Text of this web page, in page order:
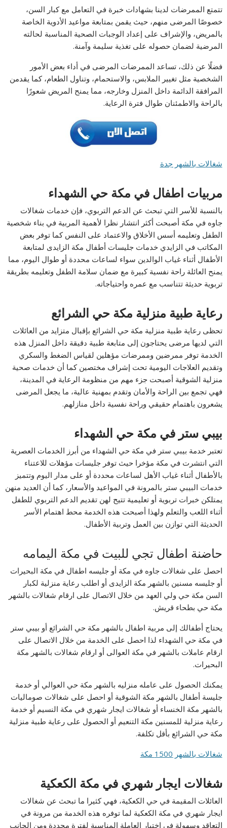
تتمتع الممرضات لدينا بشهادات خبرة في التعامل مع كبار السن،
خصوصًا المرضى منهم، حيث يقمن بمتابعة مواعيد الأدوية الخاصة
بالمريض، والإشراف على إعداد الوجبات الصحية المناسبة لحالته
المرضية لضمان حصوله على تغذية سليمة وآمنة.
فضلًا عن ذلك، تساعد الممرضات المرضى في أداء بعض الأمور
الشخصية مثل تغيير الملابس، والاستحمام، وتناول الطعام، كما يقدمن
المرافقة الدائمة داخل المنزل وخارجه، مما يمنح المريض شعورًا
بالراحة والاطمئنان طوال فترة الرعاية.
شغالات بالشهر جدة
مربيات اطفال في مكة حي الشهداء
بالنسبة للأسر التي تبحث عن الدعم التربوي، فإن خدمات شغالات
جاوه في مكة أصبحت أكثر انتشار نظرا لأهمية المربية في بناء شخصية
الطفل وتعليمه أسس الأخلاق والاعتماد على النفس كما توفر بعض
المكاتب في الزايدي خدمات جليسات أطفال مكة الزايدى لمتابعة
الأطفال أثناء غياب الوالدين سواء لساعات محددة أو طوال اليوم، مما
يمنح العائلة راحة نفسية كبيرة مع ضمان سلامة الطفل وتعليمه بطريقة
تربوية حديثة تتناسب مع عمره واحتياجاته.
رعاية طبية منزلية مكة حي الشرائع
تحظى رعاية طبية منزلية مكة حي الشرائع بإقبال متزايد من العائلات
التي لديها مرضى يحتاجون إلى متابعة طبية دقيقة داخل المنزل هذه
الخدمة توفر ممرضين وممرضات مؤهلين لقياس الضغط والسكري
وتقديم العلاجات اليومية تحت إشراف مختصين كما أن خدمات صحية
منزلية الشوقية أصبحت جزء مهم من منظومة الرعاية في المدينة،
فهي تجمع بين الراحة والأمان وتقدم بمهنية عالية، ما يجعل المرضى
يشعرون باهتمام حقيقي وراحة نفسية داخل منازلهم.
بيبي ستر في مكة حي الشهداء
تعتبر خدمة بيبي ستر في مكة حي الشهداء من أبرز الخدمات العصرية
التي انتشرت في مكة مؤخرا حيث توفر جليسات مؤهلات للاعتناء
بالأطفال أثناء غياب الأهل لساعات محددة أو على مدار اليوم وتتميز
خدمات البيبي ستر بالمرونة في المواعيد والأسعار، كما أن العديد منهن
يمتلكن خبرات تربوية أو تعليمية تتيح لهن تقديم الدعم التربوي للطفل
أثناء اللعب والتعلم ولهذا أصبحت هذه الخدمة محط اهتمام الأسر
الحديثة التي توازن بين العمل وتربية الأطفال.
حاضنة اطفال تجي للبيت في مكة اليمامه
احصل على شغالات جاوه في مكة أو جليسه اطفال في مكة البحيرات
أو جليسه مسنين بالشهر مكة الزايدى أو اطلب رعاية منزلية لكبار
السن مكة حي ولي العهد من خلال الاتصال على ارقام شغالات بالشهر
مكة حي بطحاء قريش.
يحتاج أطفالك إلى مربية اطفال بالشهر مكة حي الشرائع أو بيبي ستر
في مكة حي الشهداء لذا احصل على الخدمة من خلال الاتصال على
ارقام عاملات بالشهر في مكة العوالى أو ارقام شغالات بالشهر مكة
البحيرات.
يمكنك الحصول على عامله منزليه بالشهر مكة حي العوالي أو خدمة
جليسة أطفال بالشهر مكة الشوقية أو احصل على شغالات صوماليات
بالشهر مكة الخنساء أو شغالات ايجار شهري في مكة النسيم أو خدمة
رعاية منزلية للمسنين مكة التنعيم أو الحصول على رعاية طبية منزلية
مكة حي الشرائع بأقل تكلفة.
شغالات بالشهر 1500 مكة
شغالات ايجار شهري في مكة الكعكية
العائلات المقيمة في حي الكعكية، فهي كثيرا ما تبحث عن شغالات
ايجار شهري في مكة الكعكية لما توفره هذه الخدمة من مرونة في
التعاقد وسهولة في اختيار العاملة المناسبة لفترة محددة ومن الجانب